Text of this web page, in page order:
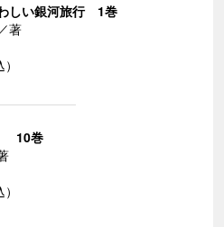
しい銀河旅行 1巻
著
10巻